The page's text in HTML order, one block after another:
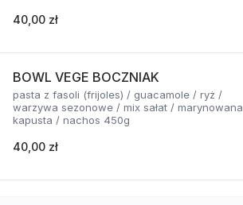
40,00 zł
BOWL VEGE BOCZNIAK
pasta z fasoli (frijoles) / guacamole / ryż /
warzywa sezonowe / mix sałat / marynowana
kapusta / nachos 450g
40,00 zł